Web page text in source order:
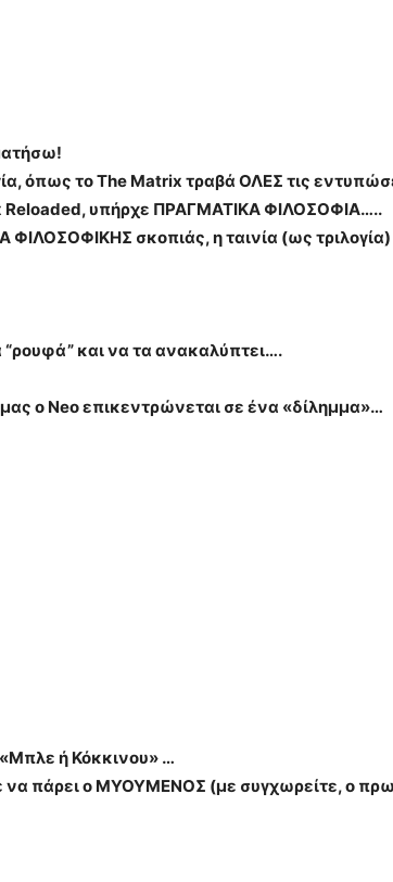
όπως το The Matrix τραβά ΟΛΕΣ τις
Reloaded, υπήρχε ΠΡΑΓΜΑΤΙΚΑ ΦΙΛΟΣΟΦΙΑ…..
σκοπιάς, η ταινία (ως
“ρουφά” και να τα ανακαλύπτει….
ο Neo επικεντρώνεται σε ένα «δίλημμα»…
ή Κόκκινου» …
να πάρει ο ΜΥΟΥΜΕΝΟΣ (με συγχωρείτε, ο